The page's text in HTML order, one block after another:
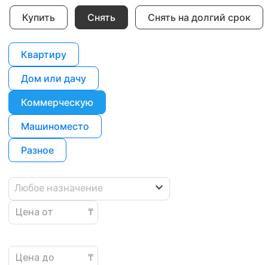
Купить Снять Снять на долгий срок
Квартиру
Дом или дачу
Коммерческую
Машиноместо
Разное
Любое назначение